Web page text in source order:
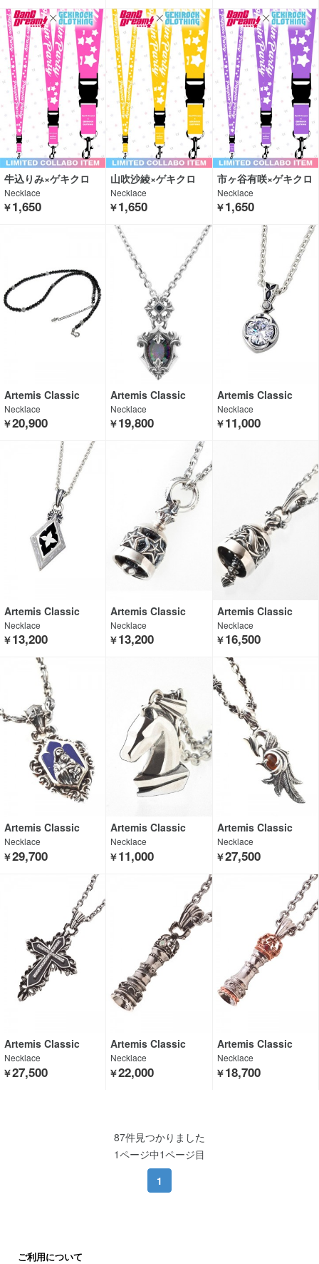
牛込りみ×ゲキクロ
Necklace
￥1,650
山吹沙綾×ゲキクロ
Necklace
￥1,650
市ヶ谷有咲×ゲキクロ
Necklace
￥1,650
Artemis Classic
Necklace
￥20,900
Artemis Classic
Necklace
￥19,800
Artemis Classic
Necklace
￥11,000
Artemis Classic
Necklace
￥13,200
Artemis Classic
Necklace
￥13,200
Artemis Classic
Necklace
￥16,500
Artemis Classic
Necklace
￥29,700
Artemis Classic
Necklace
￥11,000
Artemis Classic
Necklace
￥27,500
Artemis Classic
Necklace
￥27,500
Artemis Classic
Necklace
￥22,000
Artemis Classic
Necklace
￥18,700
87件見つかりました
1ページ中1ページ目
1
ご利用について